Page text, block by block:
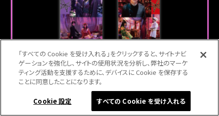
2022年4月25日発売
「すべての Cookie を受け入れる」をクリックすると、サイトナビ
ゲーションを強化し、サイトの使用状況を分析し、弊社のマーケ
ティング活動を支援するために、デバイスに Cookie を保存する
ことに同意したことになります。
Cookie 設定 すべての Cookie を受け入れる